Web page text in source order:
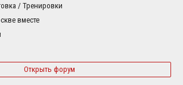
/ Тренировки
вместе
Открыть форум